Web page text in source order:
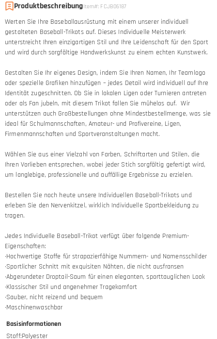
ProduktbeschreibungItem#: FCJB06187
Werten Sie Ihre Baseballausrüstung mit einem unserer individuell
gestalteten Baseball-Trikots auf. Dieses Individuelle Meisterwerk
unterstreicht Ihren einzigartigen Stil und Ihre Leidenschaft für den Sport
und wird durch sorgfältige Handwerkskunst zu einem echten Kunstwerk.
Gestalten Sie Ihr eigenes Design, indem Sie Ihren Namen, Ihr Teamlogo
oder spezielle Grafiken hinzufügen – jedes Detail wird individuell auf Ihre
Identität zugeschnitten. Ob Sie in lokalen Ligen oder Turnieren antreten
oder als Fan jubeln, mit diesem Trikot fallen Sie mühelos auf. Wir
unterstützen auch Großbestellungen ohne Mindestbestellmenge, was sie
ideal für Schulmannschaften, Amateur- und Profivereine, Ligen,
Firmenmannschaften und Sportveranstaltungen macht.
Wählen Sie aus einer Vielzahl von Farben, Schriftarten und Stilen, die
Ihren Vorlieben entsprechen, wobei jeder Stich sorgfältig gefertigt wird,
um langlebige, professionelle und auffällige Ergebnisse zu erzielen.
Bestellen Sie noch heute unsere Individuellen Baseball-Trikots und
erleben Sie den Nervenkitzel, wirklich Individuelle Sportbekleidung zu
tragen.
Jedes Individuelle Baseball-Trikot verfügt über folgende Premium-
Eigenschaften:
·Hochwertige Stoffe für strapazierfähige Nummern- und Namensschilder
·Sportlicher Schnitt mit exquisiten Nähten, die nicht ausfransen
·Abgerundeter Droptail-Saum für einen eleganten, sporttauglichen Look
·Klassischer Stil und angenehmer Tragekomfort
·Sauber, nicht reizend und bequem
·Maschinenwaschbar
Basisinformationen
Stoff:Polyester